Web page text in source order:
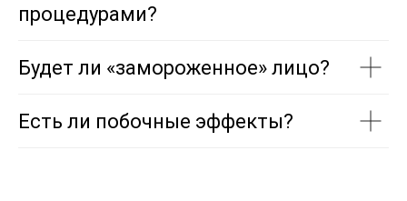
процедурами?
Будет ли «замороженное» лицо?
Есть ли побочные эффекты?